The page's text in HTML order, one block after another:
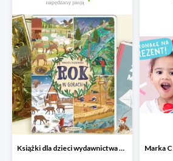
Książki dla dzieci wydawnictwa Nasza Księgarnia w Merlin.pl do -40%